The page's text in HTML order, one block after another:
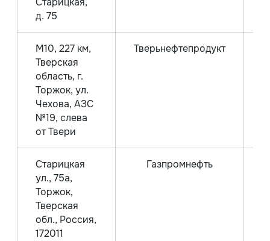
д. 75
М10, 227 км,
Тверская
область, г.
Торжок, ул.
Чехова, АЗС
№19, слева
от Твери
Тверьнефтепродукт
Старицкая
ул., 75а,
Торжок,
Тверская
обл., Россия,
172011
Газпромнефть